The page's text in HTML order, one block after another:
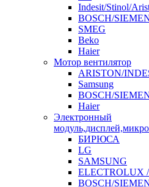
Indesit/Stinol/
BOSCH/
SMEG
Beko
Haier
Мотор вентилятор
ARISTON/
Samsung
BOSCH/
Haier
Электронный
БИРЮСА
LG
SAMSUNG
ELECTROLUX
BOSCH/